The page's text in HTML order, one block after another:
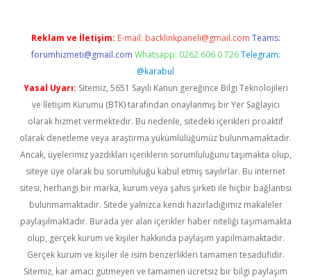
Reklam ve İletişim: E-mail: backlinkpaneli@gmail.com Teams:
forumhizmeti@gmail.com Whatsapp: 0262 606 0 726 Telegram:
@karabul
Yasal Uyarı: Sitemiz, 5651 Sayılı Kanun gereğince Bilgi Teknolojileri
ve İletişim Kurumu (BTK) tarafından onaylanmış bir Yer Sağlayıcı
olarak hizmet vermektedir. Bu nedenle, sitedeki içerikleri proaktif
olarak denetleme veya araştırma yükümlülüğümüz bulunmamaktadır.
Ancak, üyelerimiz yazdıkları içeriklerin sorumluluğunu taşımakta olup,
siteye üye olarak bu sorumluluğu kabul etmiş sayılırlar. Bu internet
sitesi, herhangi bir marka, kurum veya şahıs şirketi ile hiçbir bağlantısı
bulunmamaktadır. Sitede yalnızca kendi hazırladığımız makaleler
paylaşılmaktadır. Burada yer alan içerikler haber niteliği taşımamakta
olup, gerçek kurum ve kişiler hakkında paylaşım yapılmamaktadır.
Gerçek kurum ve kişiler ile isim benzerlikleri tamamen tesadüfidir.
Sitemiz, kar amacı gütmeyen ve tamamen ücretsiz bir bilgi paylaşım